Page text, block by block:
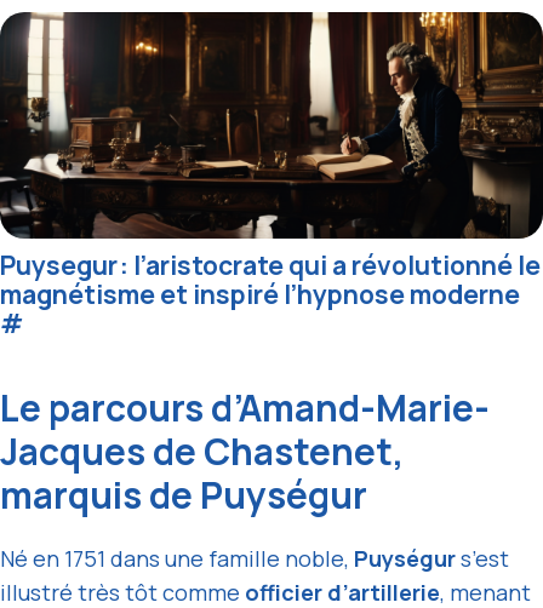
Puysegur : l’aristocrate qui a révolutionné le
magnétisme et inspiré l’hypnose moderne
#
Le parcours d’Amand-Marie-
Jacques de Chastenet,
marquis de Puységur
Né en 1751 dans une famille noble, Puységurs’est
illustré très tôt comme officier d’artillerie, menant